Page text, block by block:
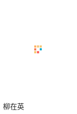
柳在英